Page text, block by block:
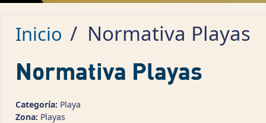
Inicio / Normativa Playas
Normativa Playas
Categoría: Playa
Zona: Playas